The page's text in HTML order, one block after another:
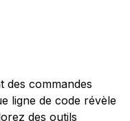
des commandes
ligne de code révèle
des outils